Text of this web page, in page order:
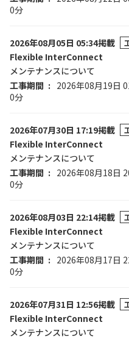
0分
2026年08月05日 05:34掲載
Flexible InterConnect
メンテナンスについて
工事期間
2026年08月19日
0分
2026年07月30日 17:19掲載
Flexible InterConnect
メンテナンスについて
工事期間
2026年08月18日
0分
2026年08月03日 22:14掲載
Flexible InterConnect
メンテナンスについて
工事期間
2026年08月17日
0分
2026年07月31日 12:56掲載
Flexible InterConnect
メンテナンスについて